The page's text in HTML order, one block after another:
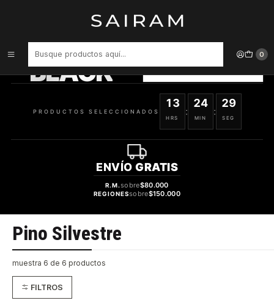
0
BLACK VER OFERTAS
PRODUCTOS SELECCIONADOS
13
HRS
:
24
MIN
:
29
SEG
ENVÍO GRATIS
R.M.sobre$80.000
REGIONESsobre$150.000
Pino Silvestre
muestra 6 de 6 productos
FILTROS